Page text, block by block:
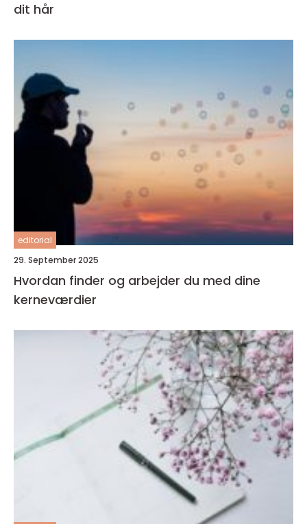
dit hår
editorial
29. September 2025
Hvordan finder og arbejder du med dine
kerneværdier